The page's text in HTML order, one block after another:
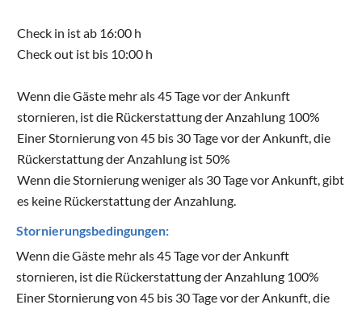
Check in ist ab 16:00 h
Check out ist bis 10:00 h
Wenn die Gäste mehr als 45 Tage vor der Ankunft
stornieren, ist die Rückerstattung der Anzahlung 100%
Einer Stornierung von 45 bis 30 Tage vor der Ankunft, die
Rückerstattung der Anzahlung ist 50%
Wenn die Stornierung weniger als 30 Tage vor Ankunft, gibt
es keine Rückerstattung der Anzahlung.
Stornierungsbedingungen:
Wenn die Gäste mehr als 45 Tage vor der Ankunft
stornieren, ist die Rückerstattung der Anzahlung 100%
Einer Stornierung von 45 bis 30 Tage vor der Ankunft, die